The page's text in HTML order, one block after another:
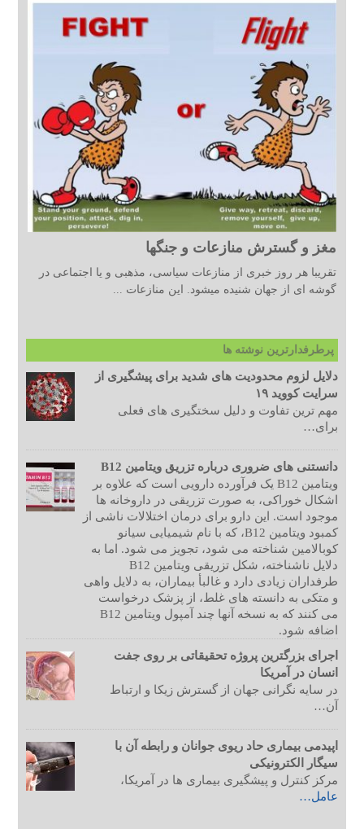
مغز و گسترش منازعات و جنگها
تقریبا هر روز خبری از منازعات سیاسی، مذهبی و یا اجتماعی در
گوشه ای از جهان شنیده میشود. این منازعات ...
پرطرفدارترین نوشته ها
دلایل لزوم محدودیت های شدید برای پیشگیری از
سرایت کووید ۱۹
مهم ترین تفاوت و دلیل سختگیری های فعلی
برای…
دانستنی های ضروری درباره تزریق ویتامین B12
ویتامین B12 یک فرآورده دارویی است که علاوه بر
اشکال خوراکی، به صورت تزریقی در داروخانه ها
موجود است. این دارو برای درمان اختلالات ناشی از
کمبود ویتامین B12، که با نام شیمیایی سیانو
کوبالامین شناخته می شود، تجویز می شود. اما به
دلایل ناشناخته، شکل تزریقی ویتامین B12
طرفداران زیادی دارد و غالبأ بیماران، به دلایل واهی
و متکی به دانسته های غلط، از پزشک درخواست
می کنند که به نسخه آنها چند آمپول ویتامین B12
اضافه شود.
اجرای بزرگترین پروژه تحقیقاتی بر روی جفت
انسان در آمریکا
در سایه نگرانی جهان از گسترش زیکا و ارتباط
آن…
اپیدمی بیماری حاد ریوی جوانان و رابطه آن با
سیگار الکترونیکی
مرکز کنترل و پیشگیری بیماری ها در آمریکا،
عامل…